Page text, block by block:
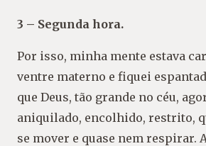
3 – Segunda hora.
Por isso, minha mente estava
ventre materno e fiquei
que Deus, tão grande no céu,
aniquilado, encolhido, restrito,
se mover e quase nem respirar.